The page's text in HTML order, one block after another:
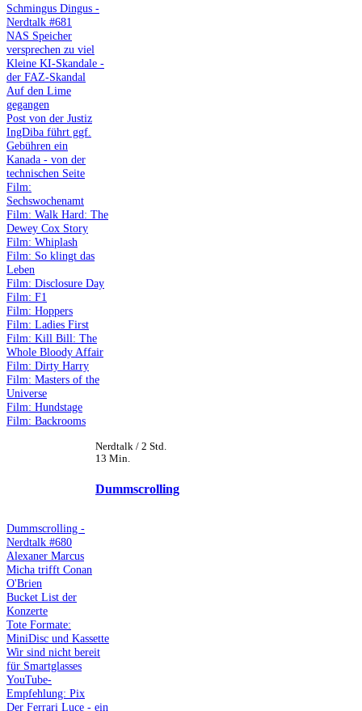
Schmingus Dingus -
Nerdtalk #681
NAS Speicher
versprechen zu viel
Kleine KI-Skandale -
der FAZ-Skandal
Auf den Lime
gegangen
Post von der Justiz
IngDiba führt ggf.
Gebühren ein
Kanada - von der
technischen Seite
Film:
Sechswochenamt
Film: Walk Hard: The
Dewey Cox Story
Film: Whiplash
Film: So klingt das
Leben
Film: Disclosure Day
Film: F1
Film: Hoppers
Film: Ladies First
Film: Kill Bill: The
Whole Bloody Affair
Film: Dirty Harry
Film: Masters of the
Universe
Film: Hundstage
Film: Backrooms
Nerdtalk / 2 Std.
13 Min.
Dummscrolling
Dummscrolling -
Nerdtalk #680
Alexaner Marcus
Micha trifft Conan
O'Brien
Bucket List der
Konzerte
Tote Formate:
MiniDisc und Kassette
Wir sind nicht bereit
für Smartglasses
YouTube-
Empfehlung: Pix
Der Ferrari Luce - ein